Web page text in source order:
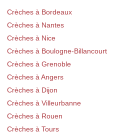
Crèches à Bordeaux
Crèches à Nantes
Crèches à Nice
Crèches à Boulogne-Billancourt
Crèches à Grenoble
Crèches à Angers
Crèches à Dijon
Crèches à Villeurbanne
Crèches à Rouen
Crèches à Tours